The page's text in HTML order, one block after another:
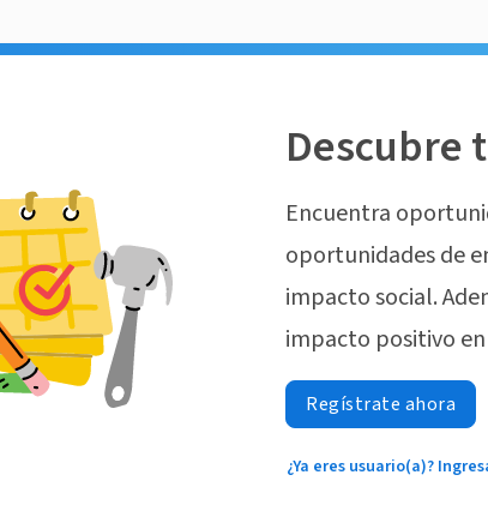
Descubre
Encuentra
oportunidades de
impacto social.
impacto positivo
Regístrate ahora
¿Ya eres usuario(a)?